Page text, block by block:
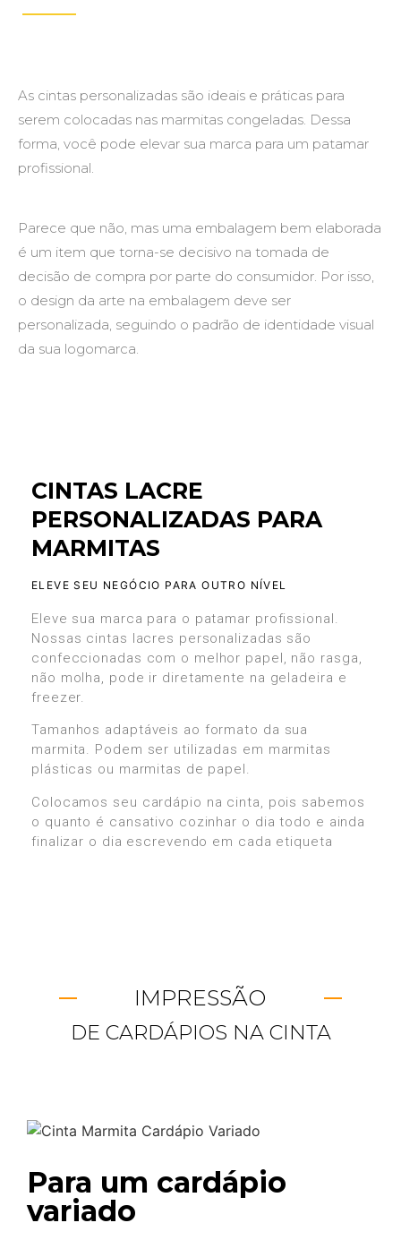
As cintas personalizadas são ideais e práticas para
serem colocadas nas marmitas congeladas. Dessa
forma, você pode elevar sua marca para um patamar
profissional.
Parece que não, mas uma embalagem bem elaborada
é um item que torna-se decisivo na tomada de
decisão de compra por parte do consumidor. Por isso,
o design da arte na embalagem deve ser
personalizada, seguindo o padrão de identidade visual
da sua logomarca.
CINTAS LACRE
PERSONALIZADAS PARA
MARMITAS
ELEVE SEU NEGÓCIO PARA OUTRO NÍVEL
Eleve sua marca para o patamar profissional.
Nossas cintas lacres personalizadas são
confeccionadas com o melhor papel, não rasga,
não molha, pode ir diretamente na geladeira e
freezer.
Tamanhos adaptáveis ao formato da sua
marmita. Podem ser utilizadas em marmitas
plásticas ou marmitas de papel.
Colocamos seu cardápio na cinta, pois sabemos
o quanto é cansativo cozinhar o dia todo e ainda
finalizar o dia escrevendo em cada etiqueta
IMPRESSÃO
DE CARDÁPIOS NA CINTA
Para um cardápio
variado